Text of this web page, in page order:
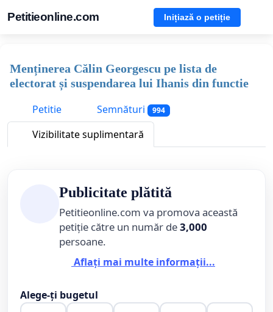
Petitieonline.com Inițiază o petiție
Menținerea Călin Georgescu pe lista de
electorat și suspendarea lui Ihanis din functie
Petitie
Semnături 994
Vizibilitate suplimentară
Publicitate plătită
Petitieonline.com va promova această
petiție către un număr de3,000
persoane.
Aflați mai multe informații...
Alege-ți bugetul